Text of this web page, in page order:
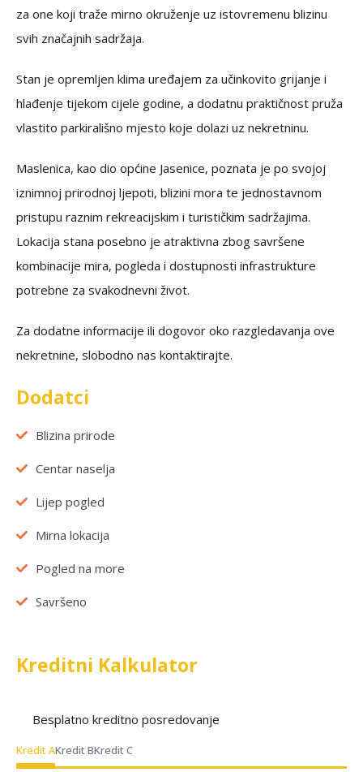
za one koji traže mirno okruženje uz istovremenu blizinu
svih značajnih sadržaja.
Stan je opremljen klima uređajem za učinkovito grijanje i
hlađenje tijekom cijele godine, a dodatnu praktičnost pruža
vlastito parkirališno mjesto koje dolazi uz nekretninu.
Maslenica, kao dio općine Jasenice, poznata je po svojoj
iznimnoj prirodnoj ljepoti, blizini mora te jednostavnom
pristupu raznim rekreacijskim i turističkim sadržajima.
Lokacija stana posebno je atraktivna zbog savršene
kombinacije mira, pogleda i dostupnosti infrastrukture
potrebne za svakodnevni život.
Za dodatne informacije ili dogovor oko razgledavanja ove
nekretnine, slobodno nas kontaktirajte.
Dodatci
Blizina prirode
Centar naselja
Lijep pogled
Mirna lokacija
Pogled na more
Savršeno
Kreditni Kalkulator
Besplatno kreditno posredovanje
Kredit AKredit BKredit C